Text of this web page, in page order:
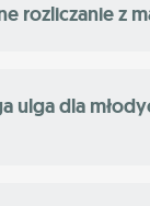
rozliczanie z
ulga dla